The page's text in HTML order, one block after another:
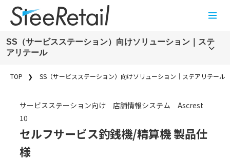
SS（サービスステーション）向けソリューション｜ステ
アリテール
SS（サービスステーション）向け
製品・サービス名から探す
スマホで給油オーダー
Ascrest 10（アスクレストテン）｜SS向けPOSシステム
TOP SS（サービスステーション）向けソリューション｜ステアリテール
サービスステーション向け 店舗情報システム Ascrest
10
セルフサービス釣銭機/精算機 製品仕
様